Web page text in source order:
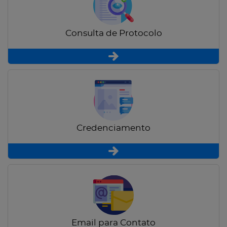
Consulta de Protocolo
Credenciamento
Email para Contato